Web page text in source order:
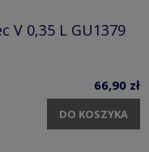
V 0,35 L GU1379
66,90 zł
DO KOSZYKA